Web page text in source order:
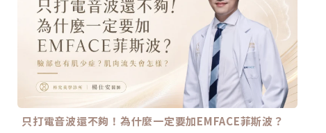
增加，上半臉和側邊的淺層脂肪會流失、變薄，再加上大量的
膠原蛋白與膠原纖維流失，筋膜層就會鬆弛、體失去彈性，導
致中臉和下半臉的軟組織重新分佈。會表現為導致蘋果肌變
平、法令紋加深、嘴邊肉出現，臉型也變得不再緊實。3.皮下
肌肉筋膜系統 (Facial mm. and superficial
musculoaponeurotic system, SMAS) –肌肉流失筋膜(淺
層)深度約為皮下4.5mm。肌肉(深層)深度 > 4.5mm，負責臉
部表情動作。肌肉張力與彈性下降，會讓皮膚支撐力減弱，導
致下垂加劇，影響了整體輪廓的緊緻度和外觀，臉部線條不再
清晰。4.韌帶、間隔和深層脂肪 (Retaining ligament,
spaces and deep fat compartments) –韌帶筋膜鬆弛太陽
穴、臉頰和眼周屬於深層脂肪。深層結構提供額外的支撐，對
只打電音波還不夠！為什麼一定要加EMFACE菲斯波？